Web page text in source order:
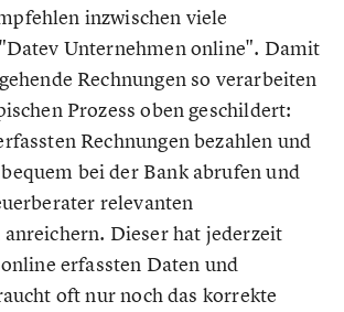
inzwischen viele
Unternehmen online". Damit
Rechnungen so verarbeiten
Prozess oben geschildert:
Rechnungen bezahlen und
bei der Bank abrufen und
relevanten
Dieser hat jederzeit
erfassten Daten und
oft nur noch das korrekte